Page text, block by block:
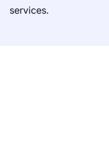
services.